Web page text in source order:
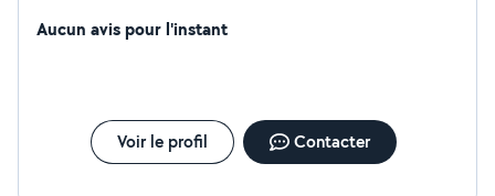
Aucun avis pour l'instant
Voir le profil Contacter